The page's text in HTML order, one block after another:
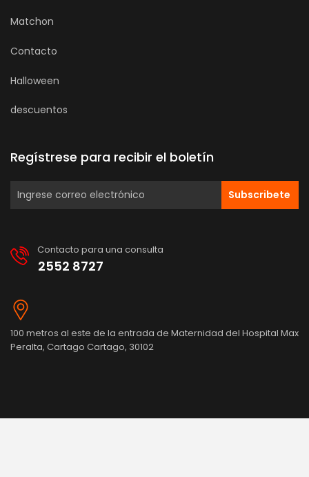
Matchon
Contacto
Halloween
descuentos
Regístrese para recibir el boletín
Subscribete
Contacto para una consulta
2552 8727
100 metros al este de la entrada de Maternidad del Hospital Max
Peralta, Cartago Cartago, 30102